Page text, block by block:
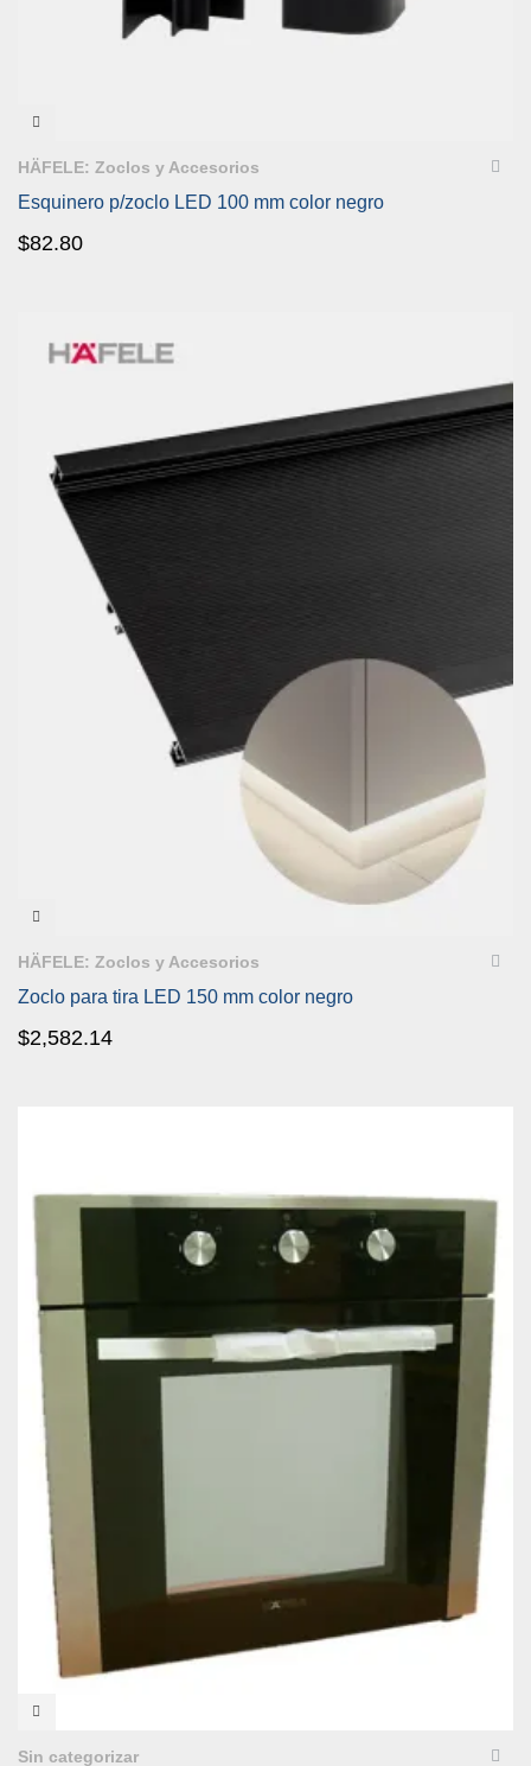
HÄFELE: Zoclos y Accesorios
Esquinero p/zoclo LED 100 mm color negro
$82.80
HÄFELE: Zoclos y Accesorios
Zoclo para tira LED 150 mm color negro
$2,582.14
Sin categorizar